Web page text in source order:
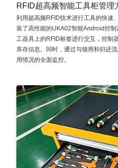
RFID超高频智能工具柜管理
利用超高频RFID技术进行工具的快速
装了高性能的UKA02智能Android控
工器具上的RFID标签进行交互，控制
库存信息。同时，通过与领用和归还
用情况的全面监控。